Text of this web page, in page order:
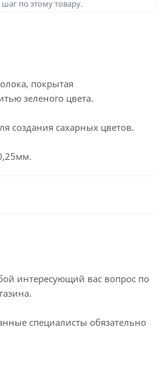
по этому товару.
покрытая
зеленого цвета.
создания сахарных цветов.
интересующий вас вопрос по
специалисты обязательно